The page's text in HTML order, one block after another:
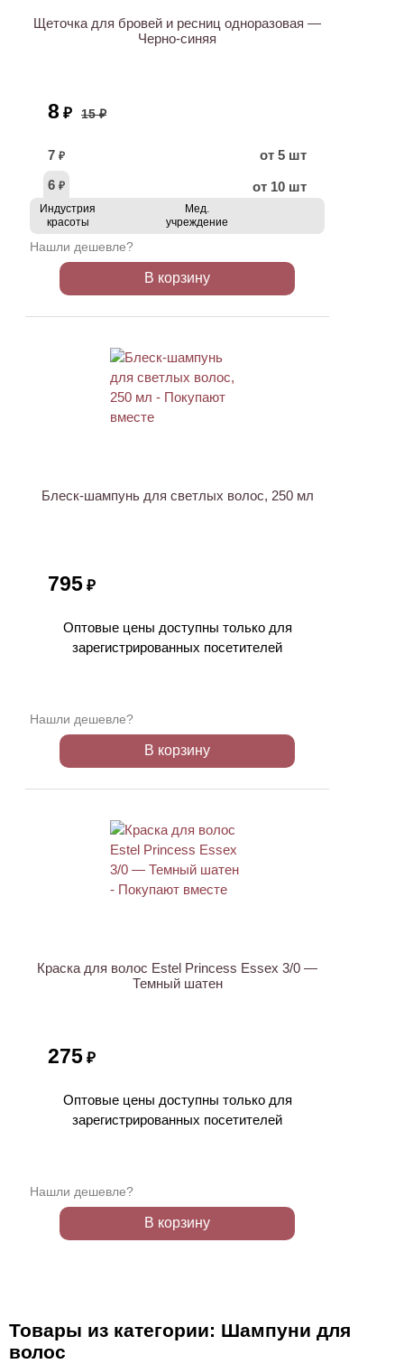
Щеточка для бровей и ресниц одноразовая —
Черно-синяя
8 ₽ 15 ₽
7 ₽
от 5 шт
6 ₽ от 10 шт
Индустрия
красоты
Мед.
учреждение
Нашли дешевле?
В корзину
Блеск-шампунь для светлых волос, 250 мл
795 ₽
Оптовые цены доступны только для
зарегистрированных посетителей
Нашли дешевле?
В корзину
Краска для волос Estel Princess Essex 3/0 —
Темный шатен
275 ₽
Оптовые цены доступны только для
зарегистрированных посетителей
Нашли дешевле?
В корзину
Товары из категории: Шампуни для
волос